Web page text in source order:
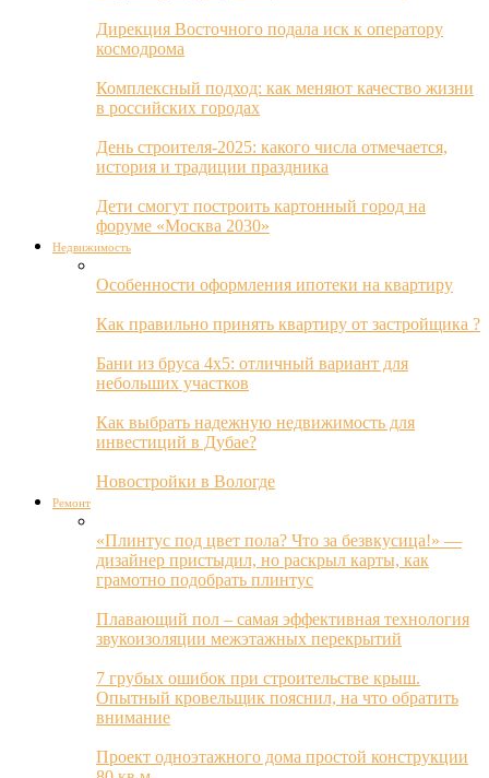
Дирекция Восточного подала иск к оператору
космодрома
Комплексный подход: как меняют качество жизни
в российских городах
День строителя-2025: какого числа отмечается,
история и традиции праздника
Дети смогут построить картонный город на
форуме «Москва 2030»
Недвижимость
Особенности оформления ипотеки на квартиру
Как правильно принять квартиру от застройщика ?
Бани из бруса 4х5: отличный вариант для
небольших участков
Как выбрать надежную недвижимость для
инвестиций в Дубае?
Новостройки в Вологде
Ремонт
«Плинтус под цвет пола? Что за безвкусица!» —
дизайнер пристыдил, но раскрыл карты, как
грамотно подобрать плинтус
Плавающий пол – самая эффективная технология
звукоизоляции межэтажных перекрытий
7 грубых ошибок при строительстве крыш.
Опытный кровельщик пояснил, на что обратить
внимание
Проект одноэтажного дома простой конструкции